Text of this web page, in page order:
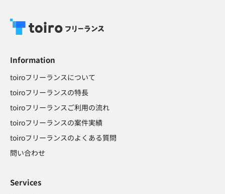
Information
toiroフリーランスについて
toiroフリーランスの特長
toiroフリーランスご利用の流れ
toiroフリーランスの案件実績
toiroフリーランスのよくある質問
問い合わせ​
Services